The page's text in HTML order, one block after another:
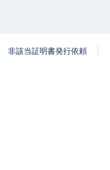
非該当証明書発行依頼